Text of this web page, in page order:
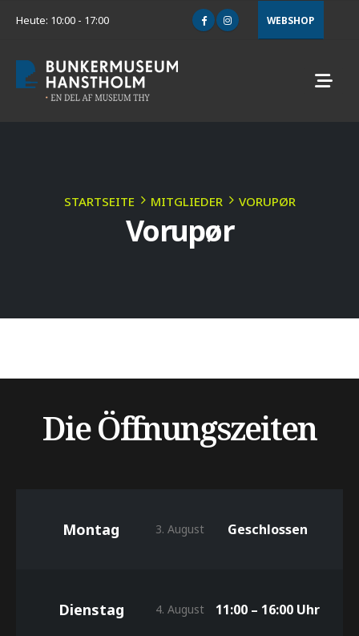
Heute: 10:00 - 17:00 WEBSHOP
STARTSEITE MITGLIEDER VORUPØR
Vorupør
Die Öffnungszeiten
Montag 3. August Geschlossen
Dienstag 4. August 11:00 – 16:00 Uhr